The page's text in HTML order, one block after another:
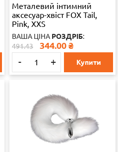
Металевий інтимний
аксесуар-хвіст FOX Tail,
Pink, XXS
ВАША ЦІНА РОЗДРІБ:
491.43
344.00 ₴
- + Купити